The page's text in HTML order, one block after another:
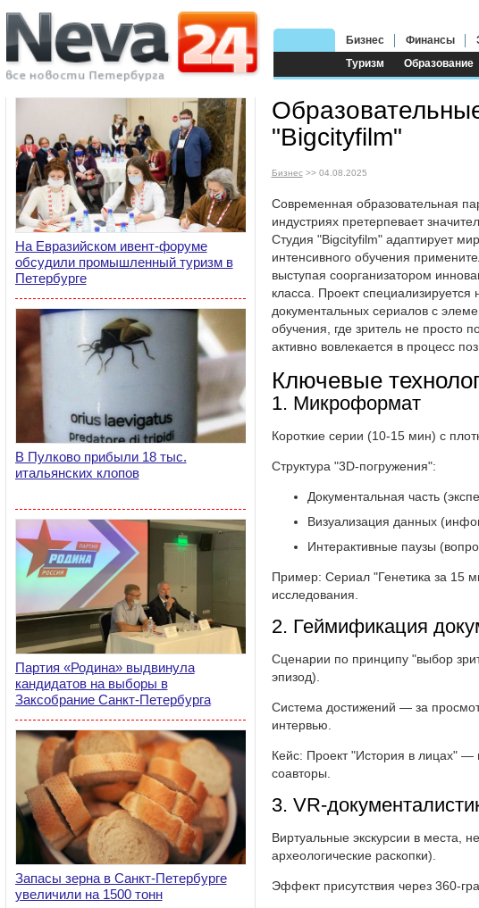
Туризм Образование
Бизнес Финансы
На Евразийском ивент-форуме
обсудили промышленный туризм в
Петербурге
В Пулково прибыли 18 тыс.
итальянских клопов
Партия «Родина» выдвинула
кандидатов на выборы в
Заксобрание Санкт-Петербурга
Запасы зерна в Санкт-Петербурге
увеличили на 1500 тонн
"Bigcityfilm"
Бизнес>> 04.08.2025
Современная образовательная
индустриях претерпевает
Студия "Bigcityfilm" адаптирует
интенсивного обучения
выступая соорганизатором
класса. Проект специализируется
документальных сериалов с
обучения, где зритель не просто
активно вовлекается в процесс
Ключевые
1. Микроформат
Короткие серии (10-15 мин) с
Структура "3D-погружения":
Документальная часть
Визуализация данных
Интерактивные паузы
Пример: Сериал "Генетика за 15
исследования.
2. Геймификация
Сценарии по принципу "выбор
эпизод).
Система достижений — за
интервью.
Кейс: Проект "История в лицах" —
соавторы.
3. VR-
Виртуальные экскурсии в места,
археологические раскопки).
Эффект присутствия через 360-